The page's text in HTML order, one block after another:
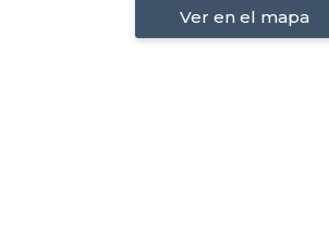
Ver en el mapa